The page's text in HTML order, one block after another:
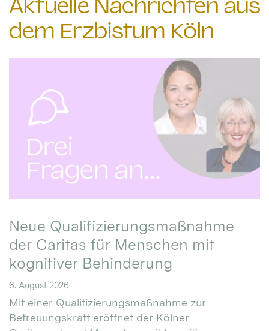
Aktuelle Nachrichten aus
dem Erzbistum Köln
Neue Qualifizierungsmaßnahme
der Caritas für Menschen mit
kognitiver Behinderung
6. August 2026
Mit einer Qualifizierungsmaßnahme zur
Betreuungskraft eröffnet der Kölner